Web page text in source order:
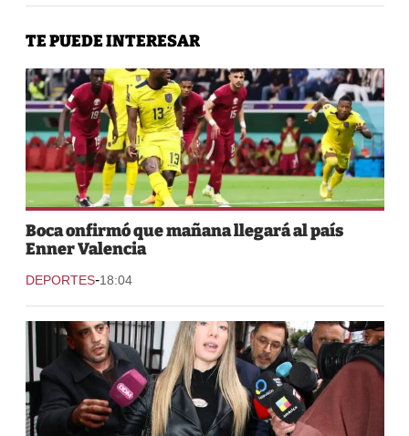
TE PUEDE INTERESAR
Boca onfirmó que mañana llegará al país
Enner Valencia
DEPORTES-18:04